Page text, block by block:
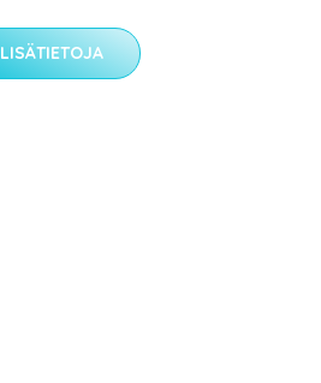
LISÄTIETOJA